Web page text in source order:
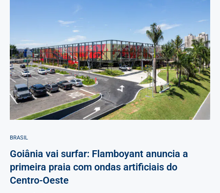
BRASIL
Goiânia vai surfar: Flamboyant anuncia a
primeira praia com ondas artificiais do
Centro-Oeste